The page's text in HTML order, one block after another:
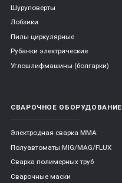
Шуруповерты
Лобзики
Пилы циркулярные
Рубанки электрические
Углошлифмашины (болгарки)
СВАРОЧНОЕ ОБОРУДОВАНИЕ
Электродная сварка ММА
Полуавтоматы MIG/MAG/FLUX
Сварка полимерных труб
Сварочные маски